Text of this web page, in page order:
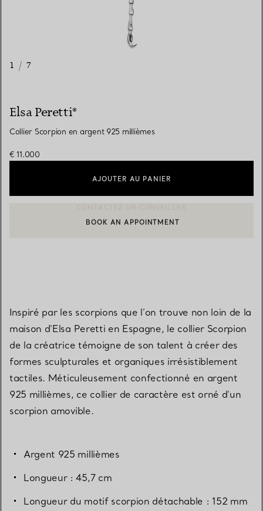
1 / 7
Elsa Peretti®
Collier Scorpion en argent 925 millièmes
€ 11.000
AJOUTER AU PANIER
CONTACTER UN CONSEILLER CLIENT OU PRENDRE RENDEZ-
BOOK AN APPOINTMENT
Inspiré par les scorpions que l’on trouve non loin de la
maison d’Elsa Peretti en Espagne, le collier Scorpion
de la créatrice témoigne de son talent à créer des
formes sculpturales et organiques irrésistiblement
tactiles. Méticuleusement confectionné en argent
925 millièmes, ce collier de caractère est orné d’un
scorpion amovible.
Argent 925 millièmes
Longueur : 45,7 cm
Longueur du motif scorpion détachable : 152 mm